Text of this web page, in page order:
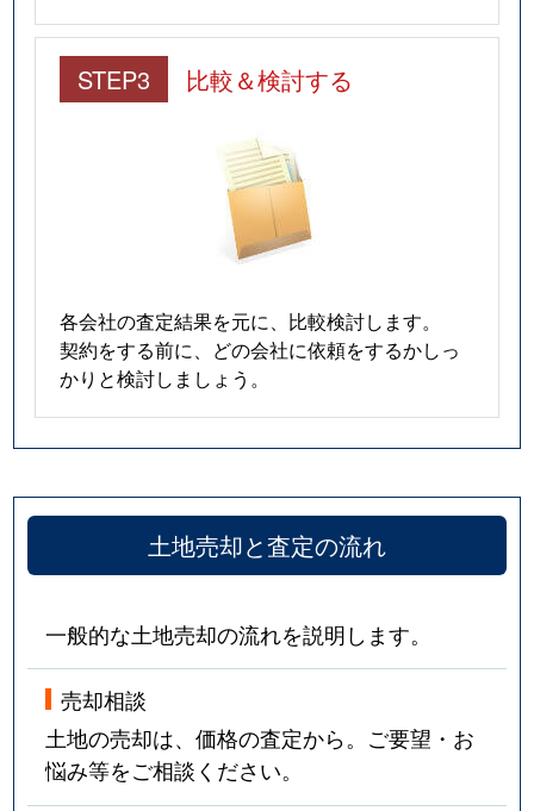
STEP3 比較＆検討する
各会社の査定結果を元に、比較検討します。
契約をする前に、どの会社に依頼をするかしっ
かりと検討しましょう。
土地売却と査定の流れ
一般的な土地売却の流れを説明します。
売却相談
土地の売却は、価格の査定から。ご要望・お
悩み等をご相談ください。